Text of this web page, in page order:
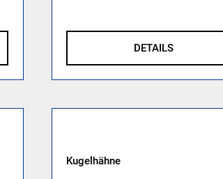
DETAILS
Kugelhähne